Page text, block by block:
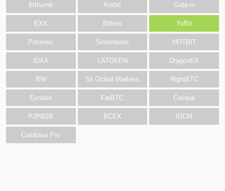
Bithumb Korbit Gate.io
EXX Bittrex YoBit
Poloniex Sistemkoin HOTBIT
IDAX LATOKEN DragonEX
BW 55 Global Markets RightBTC
Exrates FatBTC Coineal
P2PB2B BCEX IDCM
Coinbase Pro